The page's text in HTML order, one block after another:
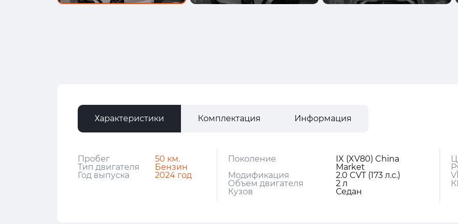
Характеристики Комплектация Информация
Пробег
50 км.
Тип двигателя
Бензин
Год выпуска
2024 год
Поколение
IX (XV80) China
Market
Модификация
2.0 CVT (173 л.с.)
Объем двигателя
2 л
Кузов
Седан